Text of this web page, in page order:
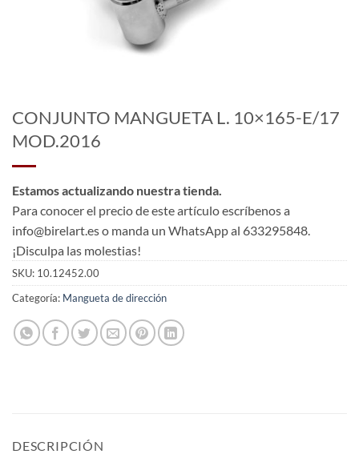
CONJUNTO MANGUETA L. 10×165-E/17
MOD.2016
Estamos actualizando nuestra tienda.
Para conocer el precio de este artículo escríbenos a
info@birelart.es o manda un WhatsApp al 633295848.
¡Disculpa las molestias!
SKU: 10.12452.00
Categoría: Mangueta de dirección
DESCRIPCIÓN